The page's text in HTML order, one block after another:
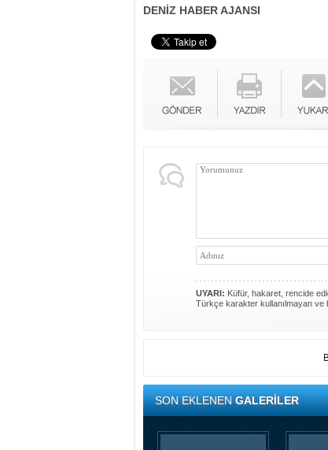
DENİZ HABER AJANSI
UYARI: Küfür, hakaret, rencide
Türkçe karakter kullanılmayan ve
SON EKLENENGALERİLER